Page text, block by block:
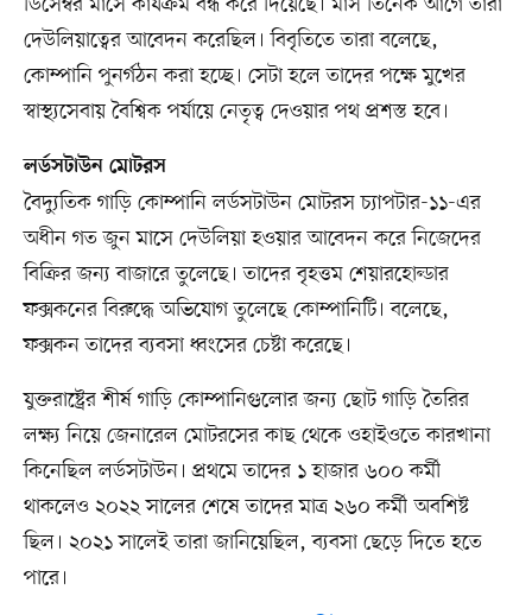
দেউলিয়াত্বের আবেদন করেছিল। বিবৃতিতে তারা বলেছে,
কোম্পানি পুনর্গঠন করা হচ্ছে। সেটা হলে তাদের পক্ষে মুখের
স্বাস্থ্যসেবায় বৈশ্বিক পর্যায়ে নেতৃত্ব দেওয়ার পথ প্রশস্ত হবে।
লর্ডসটাউন মোটরস
বৈদ্যুতিক গাড়ি কোম্পানি লর্ডসটাউন মোটরস চ্যাপটার-১১-এর
অধীন গত জুন মাসে দেউলিয়া হওয়ার আবেদন করে নিজেদের
বিক্রির জন্য বাজারে তুলেছে। তাদের বৃহত্তম শেয়ারহোল্ডার
ফক্সকনের বিরুদ্ধে অভিযোগ তুলেছে কোম্পানিটি। বলেছে,
ফক্সকন তাদের ব্যবসা ধ্বংসের চেষ্টা করেছে।
যুক্তরাষ্ট্রের শীর্ষ গাড়ি কোম্পানিগুলোর জন্য ছোট গাড়ি তৈরির
লক্ষ্য নিয়ে জেনারেল মোটরসের কাছ থেকে ওহাইওতে কারখানা
কিনেছিল লর্ডসটাউন। প্রথমে তাদের ১ হাজার ৬০০ কর্মী
থাকলেও ২০২২ সালের শেষে তাদের মাত্র ২৬০ কর্মী অবশিষ্ট
ছিল। ২০২১ সালেই তারা জানিয়েছিল, ব্যবসা ছেড়ে দিতে হতে
পারে।